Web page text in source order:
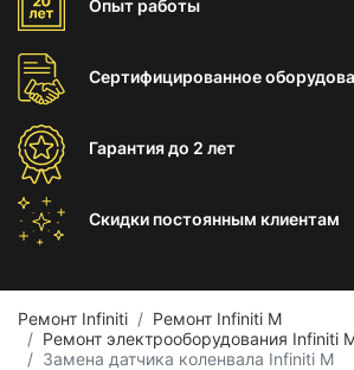
Опыт работы
Сертифицированное
Гарантиядо 2 лет
Скидки постоянным клиентам
Ремонт Infiniti
Ремонт Infiniti M
Ремонт электрооборудования Infiniti
Замена датчика коленвала Infiniti M